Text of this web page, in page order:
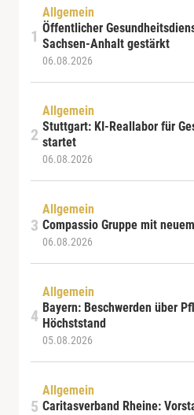
Allgemein
Öffentlicher
Sachsen-Anhalt gestärkt
06.08.2026
Allgemein
Stuttgart: KI-Reallabor für
startet
06.08.2026
Allgemein
Compassio Gruppe mit
06.08.2026
Allgemein
Bayern: Beschwerden über
Höchststand
05.08.2026
Allgemein
Caritasverband Rheine: